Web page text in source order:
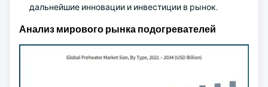
дальнейшие инновации и инвестиции в рынок.
Анализ мирового рынка подогревателей